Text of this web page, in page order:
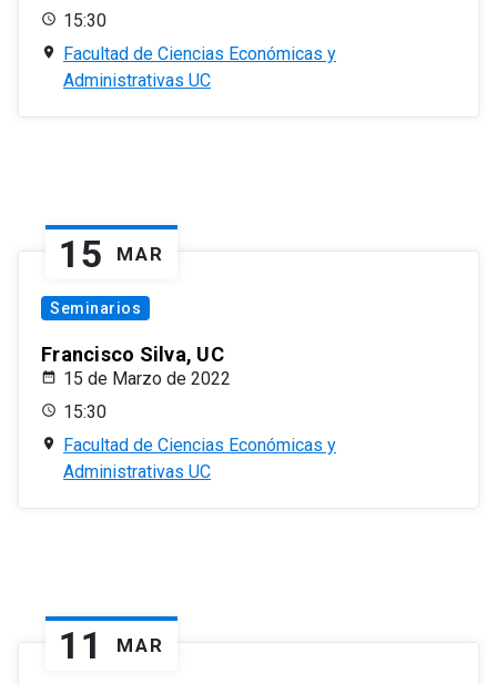
15:30
Facultad de Ciencias Económicas y
Administrativas UC
15 MAR
Seminarios
Francisco Silva, UC
15 de Marzo de 2022
15:30
Facultad de Ciencias Económicas y
Administrativas UC
11 MAR